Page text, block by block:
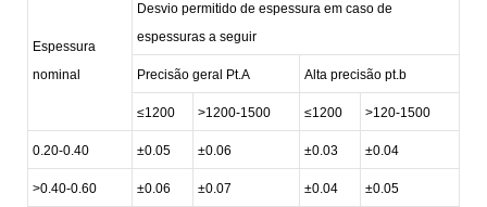
Espessura
nominal
Desvio permitido de espessura em caso de
espessuras a seguir
Precisão geral Pt.A Alta precisão pt.b
≤1200 >1200-1500 ≤1200 >120-1500
0.20-0.40 ±0.05 ±0.06 ±0.03 ±0.04
>0.40-0.60 ±0.06 ±0.07 ±0.04 ±0.05